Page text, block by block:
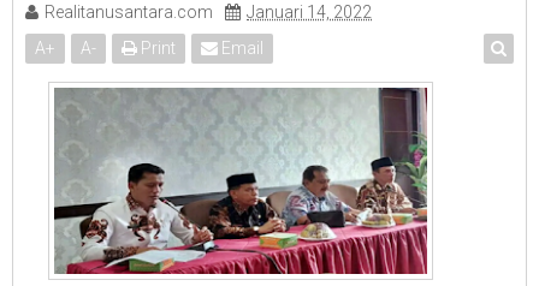
Realitanusantara.com
Januari 14, 2022
A+ A- Print Email